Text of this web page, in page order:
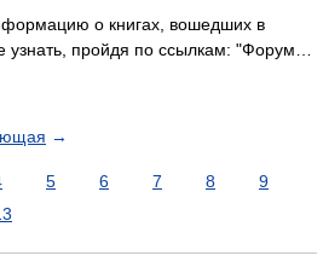
о книгах, вошедших в
узнать, пройдя по ссылкам: "Форум…
→
5 6 7 8
9